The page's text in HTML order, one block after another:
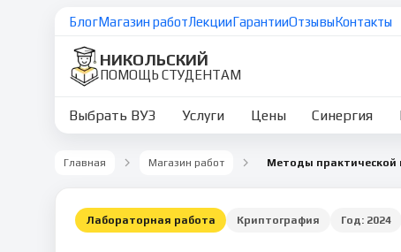
БлогМагазин работЛекцииГарантииОтзывыКонтакты
НИКОЛЬСКИЙ
ПОМОЩЬ СТУДЕНТАМ
Выбрать ВУЗ Услуги Цены Синергия
Главная Магазин работ
Лабораторная работа Криптография Год: 2024